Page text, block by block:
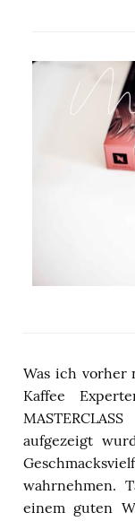
Was ich vorher
Kaffee
aufgezeigt
wahrnehmen.
einem guten